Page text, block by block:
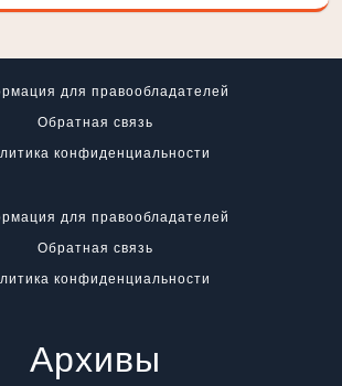
для правообладателей
Обратная связь
конфиденциальности
для правообладателей
Обратная связь
конфиденциальности
Архивы